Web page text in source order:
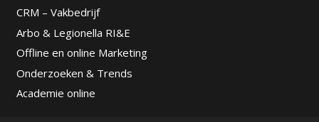
CRM – Vakbedrijf
Arbo & Legionella RI&E
Offline en online Marketing
Onderzoeken & Trends
Academie online